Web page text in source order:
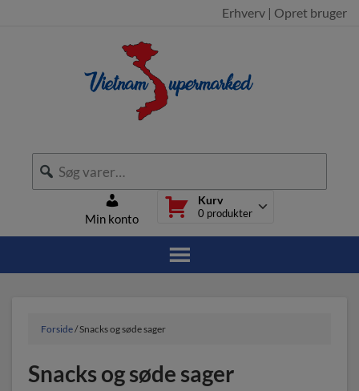
Erhverv | Opret bruger
Min konto
Kurv
0 produkter
Forside/ Snacks og søde sager
Snacks og søde sager